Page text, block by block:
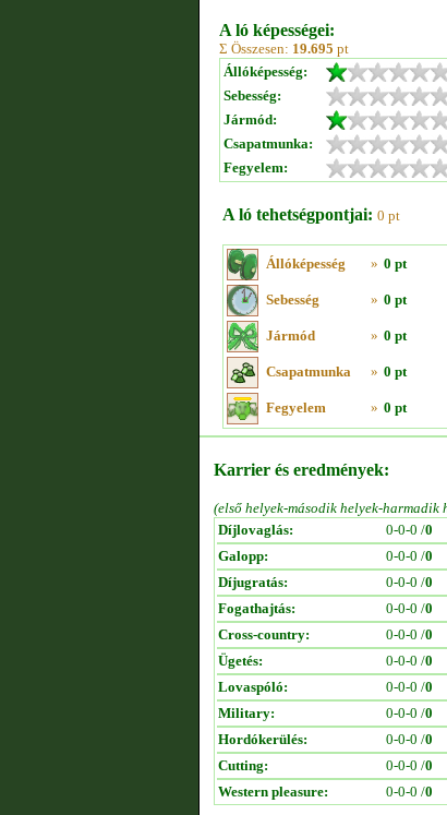
A ló képességei:
Σ Összesen: 19.695 pt
Állóképesség:
Sebesség:
Jármód:
Csapatmunka:
Fegyelem:
A ló tehetségpontjai: 0 pt
Állóképesség » 0 pt
Sebesség » 0 pt
Jármód » 0 pt
Csapatmunka » 0 pt
Fegyelem » 0 pt
Karrier és eredmények:
(első helyek-második helyek-harmadik
Díjlovaglás:
0-0-0 /0
Galopp:
0-0-0 /0
Díjugratás:
0-0-0 /0
Fogathajtás:
0-0-0 /0
Cross-country:
0-0-0 /0
Ügetés:
0-0-0 /0
Lovaspóló:
0-0-0 /0
Military:
0-0-0 /0
Hordókerülés:
0-0-0 /0
Cutting:
0-0-0 /0
Western pleasure:
0-0-0 /0